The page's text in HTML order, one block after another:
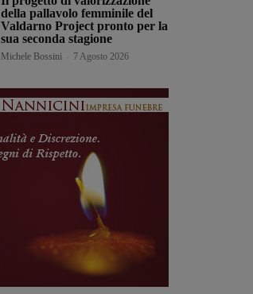
della pallavolo femminile del
Valdarno Project pronto per la
sua seconda stagione
Michele Bossini 7 Agosto 2026